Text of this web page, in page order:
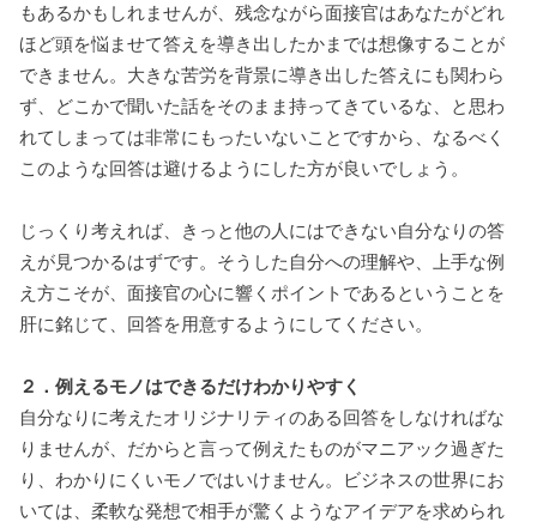
もあるかもしれませんが、残念ながら面接官はあなたがどれ
ほど頭を悩ませて答えを導き出したかまでは想像することが
できません。大きな苦労を背景に導き出した答えにも関わら
ず、どこかで聞いた話をそのまま持ってきているな、と思わ
れてしまっては非常にもったいないことですから、なるべく
このような回答は避けるようにした方が良いでしょう。
じっくり考えれば、きっと他の人にはできない自分なりの答
えが見つかるはずです。そうした自分への理解や、上手な例
え方こそが、面接官の心に響くポイントであるということを
肝に銘じて、回答を用意するようにしてください。
２．例えるモノはできるだけわかりやすく
自分なりに考えたオリジナリティのある回答をしなければな
りませんが、だからと言って例えたものがマニアック過ぎた
り、わかりにくいモノではいけません。ビジネスの世界にお
いては、柔軟な発想で相手が驚くようなアイデアを求められ